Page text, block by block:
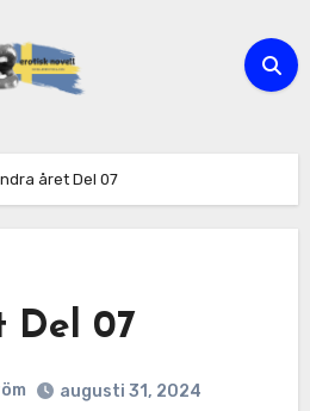
året Del 07
Del 07
augusti 31, 2024